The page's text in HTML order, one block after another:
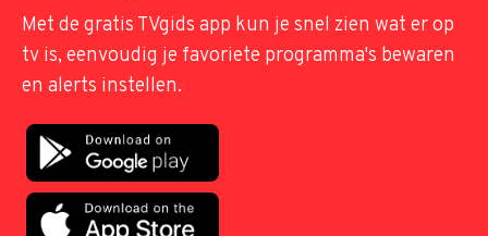
Met de gratis TVgids app kun je snel zien wat er op
tv is, eenvoudig je favoriete programma's bewaren
en alerts instellen.